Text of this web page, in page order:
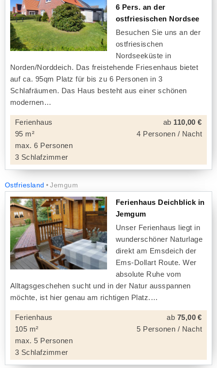
6 Pers. an der
ostfriesischen Nordsee
Besuchen Sie uns an der
ostfriesischen
Nordseeküste in
Norden/Norddeich. Das freistehende Friesenhaus bietet
auf ca. 95qm Platz für bis zu 6 Personen in 3
Schlafräumen. Das Haus besteht aus einer schönen
modernen
Ferienhaus
95 m²
max. 6 Personen
3 Schlafzimmer
ab 110,00 €
4 Personen / Nacht
Ostfriesland Jemgum
Ferienhaus Deichblick in
Jemgum
Unser Ferienhaus liegt in
wunderschöner Naturlage
direkt am Emsdeich der
Ems-Dollart Route. Wer
absolute Ruhe vom
Alltagsgeschehen sucht und in der Natur ausspannen
möchte, ist hier genau am richtigen Platz.
Ferienhaus
105 m²
max. 5 Personen
3 Schlafzimmer
ab 75,00 €
5 Personen / Nacht